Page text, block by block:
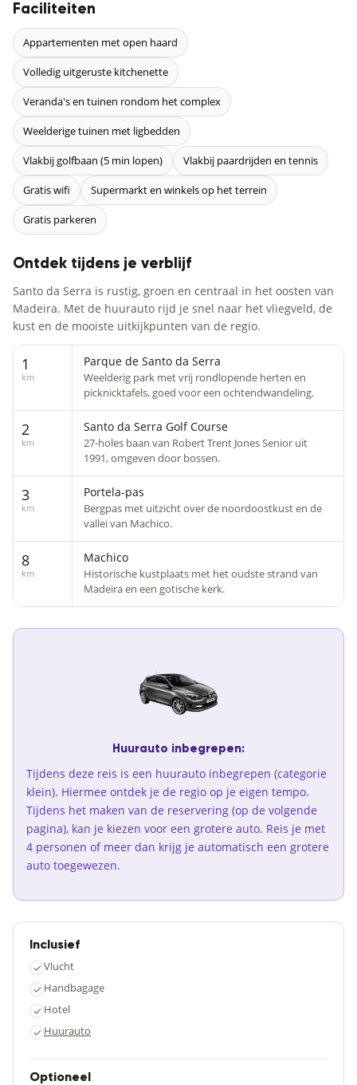
Faciliteiten
Appartementen met open haard
Volledig uitgeruste kitchenette
Veranda's en tuinen rondom het complex
Weelderige tuinen met ligbedden
Vlakbij golfbaan (5 min lopen) Vlakbij paardrijden en tennis
Gratis wifi Supermarkt en winkels op het terrein
Gratis parkeren
Ontdek tijdens je verblijf
Santo da Serra is rustig, groen en centraal in het oosten van
Madeira. Met de huurauto rijd je snel naar het vliegveld, de
kust en de mooiste uitkijkpunten van de regio.
1
km
Parque de Santo da Serra
Weelderig park met vrij rondlopende herten en
picknicktafels, goed voor een ochtendwandeling.
2
km
Santo da Serra Golf Course
27-holes baan van Robert Trent Jones Senior uit
1991, omgeven door bossen.
3
km
Portela-pas
Bergpas met uitzicht over de noordoostkust en de
vallei van Machico.
8
km
Machico
Historische kustplaats met het oudste strand van
Madeira en een gotische kerk.
Huurauto inbegrepen:
Tijdens deze reis is een huurauto inbegrepen (categorie
klein). Hiermee ontdek je de regio op je eigen tempo.
Tijdens het maken van de reservering (op de volgende
pagina), kan je kiezen voor een grotere auto. Reis je met
4 personen of meer dan krijg je automatisch een grotere
auto toegewezen.
Inclusief
✓Vlucht
✓ Handbagage
✓ Hotel
✓ Huurauto
Optioneel